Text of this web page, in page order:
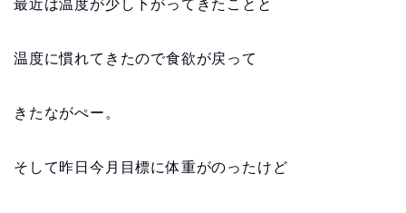
最近は温度が少し下がってきたことと
温度に慣れてきたので食欲が戻って
きたながぺー。
そして昨日今月目標に体重がのったけど